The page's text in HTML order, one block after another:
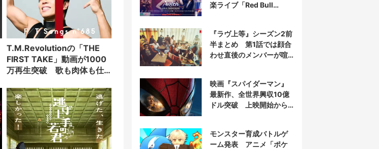
T.M.Revolutionの「THE
FIRST TAKE」動画が1000
万再生突破 歌も肉体も仕
話題
楽ライブ「Red Bull
『ラヴ上等』シーズン2前
半まとめ 第1話では顔合
わせ直後のメンバーが喧
映画『スパイダーマン』
最新作、全世界興収10億
ドル突破 上映開始から
モンスター育成バトルゲ
ーム発表 アニメ「ポケ